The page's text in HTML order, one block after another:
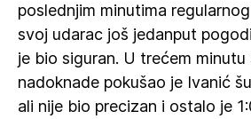
poslednjim minutima
svoj udarac još jedanput
je bio siguran. U trećem minutu
nadoknade pokušao je Ivanić
ali nije bio precizan i ostalo je